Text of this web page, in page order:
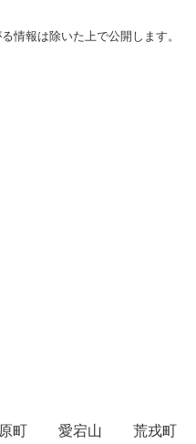
情報は除いた上で公開します。
町 愛宕山
荒戎町